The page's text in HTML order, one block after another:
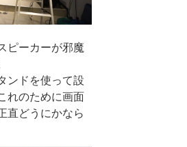
ピーカーが邪魔
ンドを使って設
れのために画面
直どうにかなら